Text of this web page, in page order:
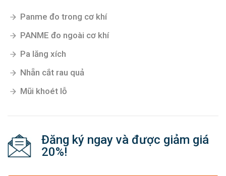
Panme đo trong cơ khí
PANME đo ngoài cơ khí
Pa lăng xích
Nhẵn cắt rau quả
Mũi khoét lỗ
Đăng ký ngay và được giảm giá
20%!